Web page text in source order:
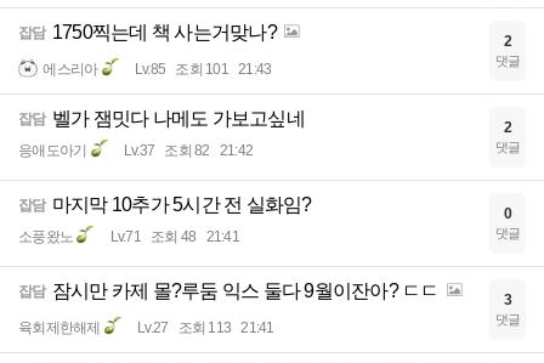
잡담 1750찍는데 책 사는거맞나?
에스리아 Lv.85 조회 101 21:43
2
댓글
잡담 벨가 잼밋다 나메도 가보고싶네
응애도아기 Lv.37 조회 82 21:42
2
댓글
잡담 마지막 10추가 5시간 전 실화임?
소풍왔노 Lv.71 조회 48 21:41
0
댓글
잡담 잠시만 카제 몰?루둠 익스 둘다 9월이잔아? ㄷㄷ
육회제한해제 Lv.27 조회 113 21:41
3
댓글